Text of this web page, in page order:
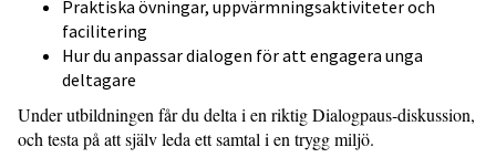
Praktiska övningar, uppvärmningsaktiviteter och
facilitering
Hur du anpassar dialogen för att engagera unga
deltagare
Under utbildningen får du delta i en riktig Dialogpaus-diskussion,
och testa på att själv leda ett samtal i en trygg miljö.